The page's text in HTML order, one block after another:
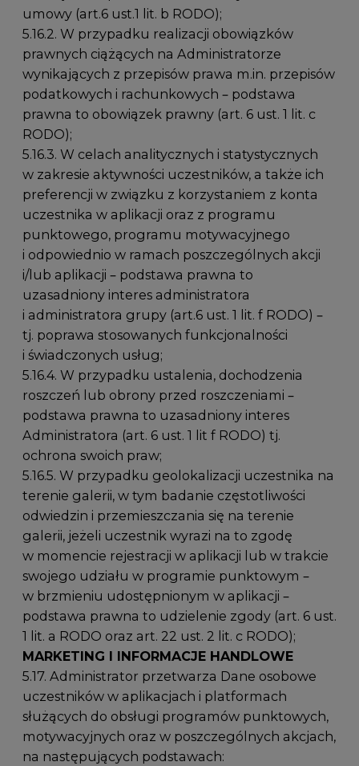
umowy (art.6 ust.1 lit. b RODO);
5.16.2. W przypadku realizacji obowiązków
prawnych ciążących na Administratorze
wynikających z przepisów prawa m.in. przepisów
podatkowych i rachunkowych – podstawa
prawna to obowiązek prawny (art. 6 ust. 1 lit. c
RODO);
5.16.3. W celach analitycznych i statystycznych
w zakresie aktywności uczestników, a także ich
preferencji w związku z korzystaniem z konta
uczestnika w aplikacji oraz z programu
punktowego, programu motywacyjnego
i odpowiednio w ramach poszczególnych akcji
i/lub aplikacji – podstawa prawna to
uzasadniony interes administratora
i administratora grupy (art.6 ust. 1 lit. f RODO) –
tj. poprawa stosowanych funkcjonalności
i świadczonych usług;
5.16.4. W przypadku ustalenia, dochodzenia
roszczeń lub obrony przed roszczeniami –
podstawa prawna to uzasadniony interes
Administratora (art. 6 ust. 1 lit f RODO) tj.
ochrona swoich praw;
5.16.5. W przypadku geolokalizacji uczestnika na
terenie galerii, w tym badanie częstotliwości
odwiedzin i przemieszczania się na terenie
galerii, jeżeli uczestnik wyrazi na to zgodę
w momencie rejestracji w aplikacji lub w trakcie
swojego udziału w programie punktowym –
w brzmieniu udostępnionym w aplikacji –
podstawa prawna to udzielenie zgody (art. 6 ust.
1 lit. a RODO oraz art. 22 ust. 2 lit. c RODO);
MARKETING I INFORMACJE HANDLOWE
5.17. Administrator przetwarza Dane osobowe
uczestników w aplikacjach i platformach
służących do obsługi programów punktowych,
motywacyjnych oraz w poszczególnych akcjach,
na następujących podstawach: